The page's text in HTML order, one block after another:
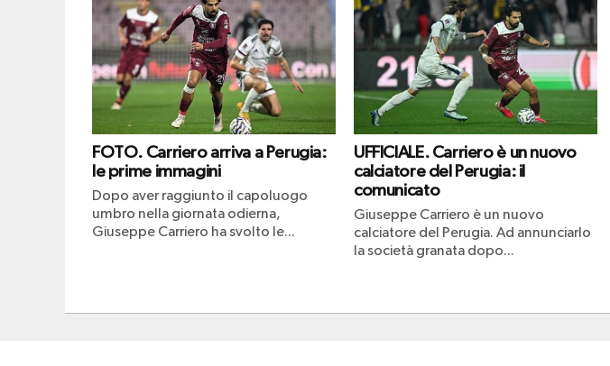
FOTO. Carriero arriva a Perugia:
le prime immagini
Dopo aver raggiunto il capoluogo
umbro nella giornata odierna,
Giuseppe Carriero ha svolto le...
UFFICIALE. Carriero è un nuovo
calciatore del Perugia: il
comunicato
Giuseppe Carriero è un nuovo
calciatore del Perugia. Ad annunciarlo
la società granata dopo...